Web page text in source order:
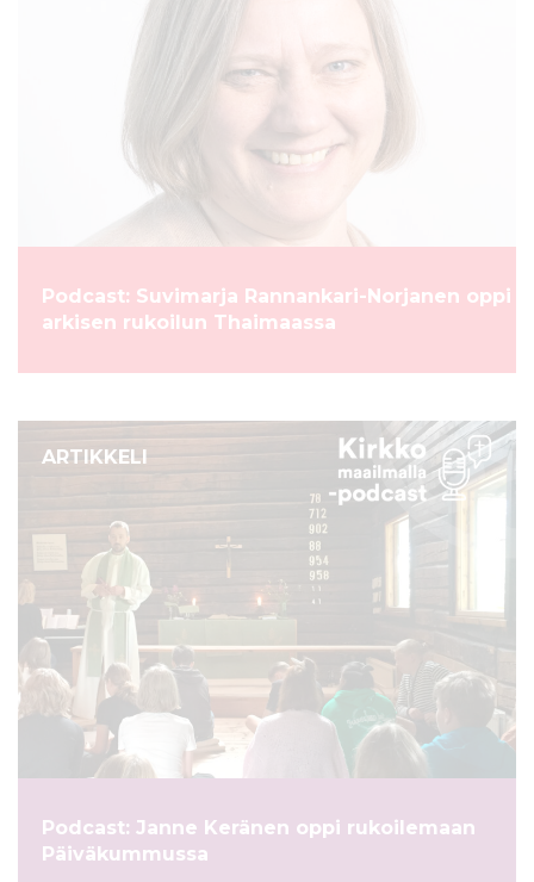
Podcast: Suvimarja Rannankari-Norjanen oppi
arkisen rukoilun Thaimaassa
ARTIKKELI
Podcast: Janne Keränen oppi rukoilemaan
Päiväkummussa